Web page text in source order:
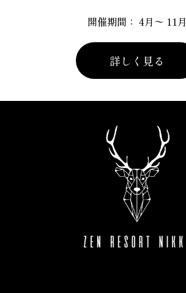
開催期間： 4月〜 11月
詳しく見る